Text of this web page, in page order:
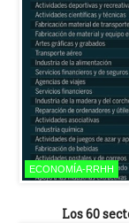
ECONOMÍA-RRHH
Los 60